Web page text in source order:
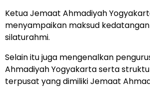
Ketua Jemaat Ahmadiyah
menyampaikan maksud
silaturahmi.
Selain itu juga mengenalkan
Ahmadiyah Yogyakarta serta
terpusat yang dimiliki Jemaat